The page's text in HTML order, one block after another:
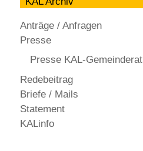
Anträge / Anfragen
Presse
Presse KAL-Gemeinderat
Redebeitrag
Briefe / Mails
Statement
KALinfo